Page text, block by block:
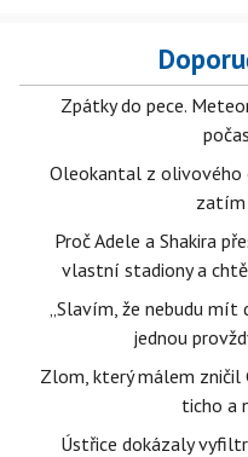
Zpátky do pece.
Oleokantal z olivového
zatím
Proč Adele a Shakira
vlastní stadiony a
„Slavím, že nebudu
jednou
Zlom, který málem zničil
ticho a
Ústřice dokázaly